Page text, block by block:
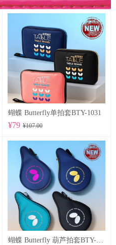
蝴蝶 Butterfly单拍套BTY-1031
¥79 ¥107.00
蝴蝶 Butterfly 葫芦拍套BTY-1028